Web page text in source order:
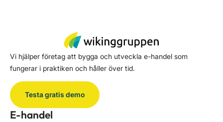
Vi hjälper företag att bygga och utveckla e-handel som
fungerar i praktiken och håller över tid.
Testa gratis demo
E-handel